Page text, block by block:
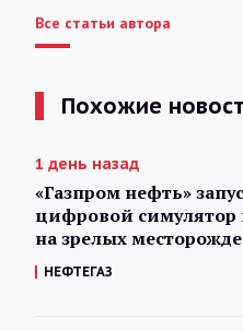
Все статьи автора
Похожие
1 день назад
«Газпром нефть»
цифровой
на зрелых
НЕФТЕГАЗ